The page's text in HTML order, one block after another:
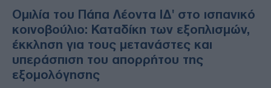
Ομιλία του Πάπα Λέοντα ΙΔ' στο ισπανικό
κοινοβούλιο: Καταδίκη των εξοπλισμών,
έκκληση για τους μετανάστες και
υπεράσπιση του απορρήτου της
εξομολόγησης